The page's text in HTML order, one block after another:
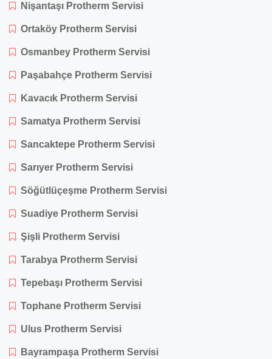
Nişantaşı Protherm Servisi
Ortaköy Protherm Servisi
Osmanbey Protherm Servisi
Paşabahçe Protherm Servisi
Kavacık Protherm Servisi
Samatya Protherm Servisi
Sancaktepe Protherm Servisi
Sarıyer Protherm Servisi
Söğütlüçeşme Protherm Servisi
Suadiye Protherm Servisi
Şişli Protherm Servisi
Tarabya Protherm Servisi
Tepebaşı Protherm Servisi
Tophane Protherm Servisi
Ulus Protherm Servisi
Bayrampaşa Protherm Servisi